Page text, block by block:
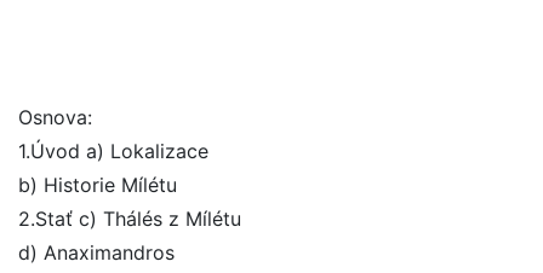
Osnova:
1.Úvod a) Lokalizace
b) Historie Mílétu
2.Stať c) Thálés z Mílétu
d) Anaximandros